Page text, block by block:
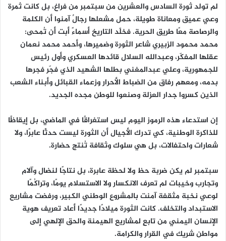
لم تولد ثورة السادس والعشرين من سبتمبر من فراغ، بل كانت ثمرة
وعي عميق ومعاناة طويلة، حمل مشعلها رجالٌ آمنوا أن الكلمة
والرصاصة معًا طريق الحرية. فخلّد التاريخ أسماءً أبت أن تُمحى:
محمد محمود الزبيري شاعر الثورة وضميرها، وأحمد محمد نعمان
عقلها المفكّر، وعبدالله السلال قائدها العسكري وأول رئيس
للجمهورية، وعلي عبدالمغني بطلها الشهيد الذي فجّر فجرها
بدمه، ومعهم رفاق من الضباط الأحرار وزعماء القبائل وأبناء الشعب
الذين كسروا جدار العزلة وصنعوا للوطن مجده الجديد.
إن استدعاء هذه الرموز اليوم ليس استغراقًا في الماضي، بل إيقاظًا
للذاكرة الوطنية، كي تدرك الأجيال أن الثورة ليست حدثًا عابرًا، ولا
شعارات واحتفالات، بل هي سلوك وثقافة تُنتج حضارة.
سبتمبر لم يكن ضربة حظ ولا لحظة عابرة، بل نتاجًا لنضال وآلام
وتجارب وخيبات لم تعرف الانكسار ولا الاستسلام يومًا، وتراكُمًا
لوعي نخبة مثقفة آمنت بالمشروع الوطني الكبير، ورفضت مشاريع
الاستبداد والتخلف. كانت الثورة ميلادًا جديدًا أعاد تعريف هوية
الإنسان اليمني من تابعٍ لمشاريع الهيمنة والحق الإلهي إلى
مواطن شريك في القرار والكرامة.